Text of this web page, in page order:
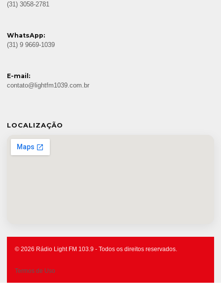
(31) 3058-2781
WhatsApp:
(31) 9 9669-1039
E-mail:
contato@lightfm1039.com.br
LOCALIZAÇÃO
© 2026 Rádio Light FM 103.9 - Todos os direitos reservados.
Termos de Uso